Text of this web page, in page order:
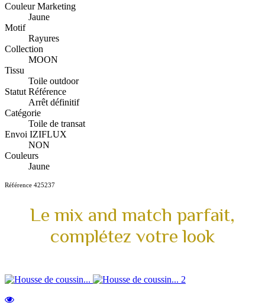
Couleur Marketing
Jaune
Motif
Rayures
Collection
MOON
Tissu
Toile outdoor
Statut Référence
Arrêt définitif
Catégorie
Toile de transat
Envoi IZIFLUX
NON
Couleurs
Jaune
Référence 425237
Le mix and match parfait,
complétez votre look